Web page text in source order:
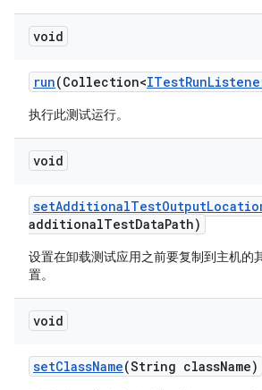
void
run(Collection<ITestRun
执行此测试运行。
void
setAdditionalTestOutput
additionalTestDataPath)
设置在卸载测试应用之前要复制到主机的
置。
void
setClassName(String className)